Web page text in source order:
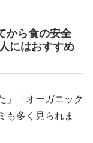
から食の安全
にはおすすめ
」「オーガニック
も多く見られま